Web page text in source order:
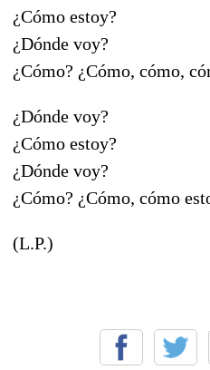
¿Cómo estoy?
¿Dónde voy?
¿Cómo? ¿Cómo, cómo,
¿Dónde voy?
¿Cómo estoy?
¿Dónde voy?
¿Cómo? ¿Cómo, cómo
(L.P.)